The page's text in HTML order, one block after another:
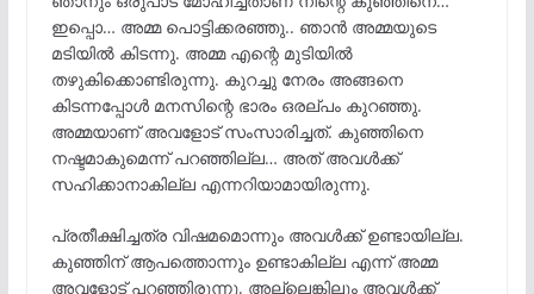
ഇപ്പൊ… അമ്മ പൊട്ടിക്കരഞ്ഞു.. ഞാൻ അമ്മയുടെ
മടിയിൽ കിടന്നു. അമ്മ എന്റെ മുടിയിൽ
തഴുകിക്കൊണ്ടിരുന്നു. കുറച്ചു നേരം അങ്ങനെ
കിടന്നപ്പോൾ മനസിന്റെ ഭാരം ഒരല്പം കുറഞ്ഞു.
അമ്മയാണ് അവളോട് സംസാരിച്ചത്. കുഞ്ഞിനെ
നഷ്ടമാകുമെന്ന് പറഞ്ഞില്ല… അത് അവൾക്ക്
സഹിക്കാനാകില്ല എന്നറിയാമായിരുന്നു.
പ്രതീക്ഷിച്ചത്ര വിഷമമൊന്നും അവൾക്ക് ഉണ്ടായില്ല.
കുഞ്ഞിന് ആപത്തൊന്നും ഉണ്ടാകില്ല എന്ന് അമ്മ
അവളോട് പറഞ്ഞിരുന്നു. അല്ലെങ്കിലും അവൾക്ക്